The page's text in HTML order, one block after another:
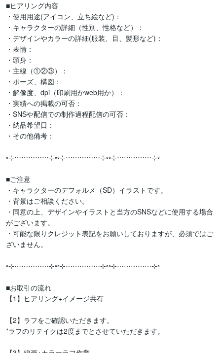
■ヒアリング内容
・使用用途(アイコン、立ち絵など)：
・キャラクターの詳細（性別、性格など）：
・デザインやカラーの詳細(服装、目、髪形など)：
・表情：
・頭身：
・主線（①②③）：
・ポーズ、構図：
・解像度、dpi（印刷用かweb用か）：
・実績への掲載の可否：
・SNSや配信での制作過程配信の可否：
・納品希望日：
・その他備考：
◦⊹⋯⋯⋯⋯⋯⊹◦◦⊹⋯⋯⋯⋯⋯⊹◦◦⊹⋯⋯⋯⋯⋯⊹◦
■ご注意
・キャラクターのデフォルメ（SD）イラストです。
・背景はご相談ください。
・同意の上、デザインやイラストと当方のSNSなどに使用する場合
がございます。
・可能な限りクレジット表記をお願いしておりますが、必須ではご
ざいません。
◦⊹⋯⋯⋯⋯⋯⊹◦◦⊹⋯⋯⋯⋯⋯⊹◦◦⊹⋯⋯⋯⋯⋯⊹◦
■お取引の流れ
【1】ヒアリング+イメージ共有
【2】ラフをご確認いただきます。
*ラフのリテイクは2度までとさせていただきます。